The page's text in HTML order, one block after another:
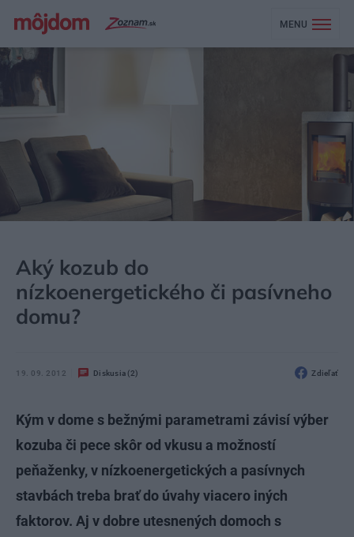
MENU
Aký kozub do
nízkoenergetického či pasívneho
domu?
19. 09. 2012 Diskusia (2) Zdieľať
Kým v dome s bežnými parametrami závisí výber
kozuba či pece skôr od vkusu a možností
peňaženky, v nízkoenergetických a pasívnych
stavbách treba brať do úvahy viacero iných
faktorov. Aj v dobre utesnených domoch s